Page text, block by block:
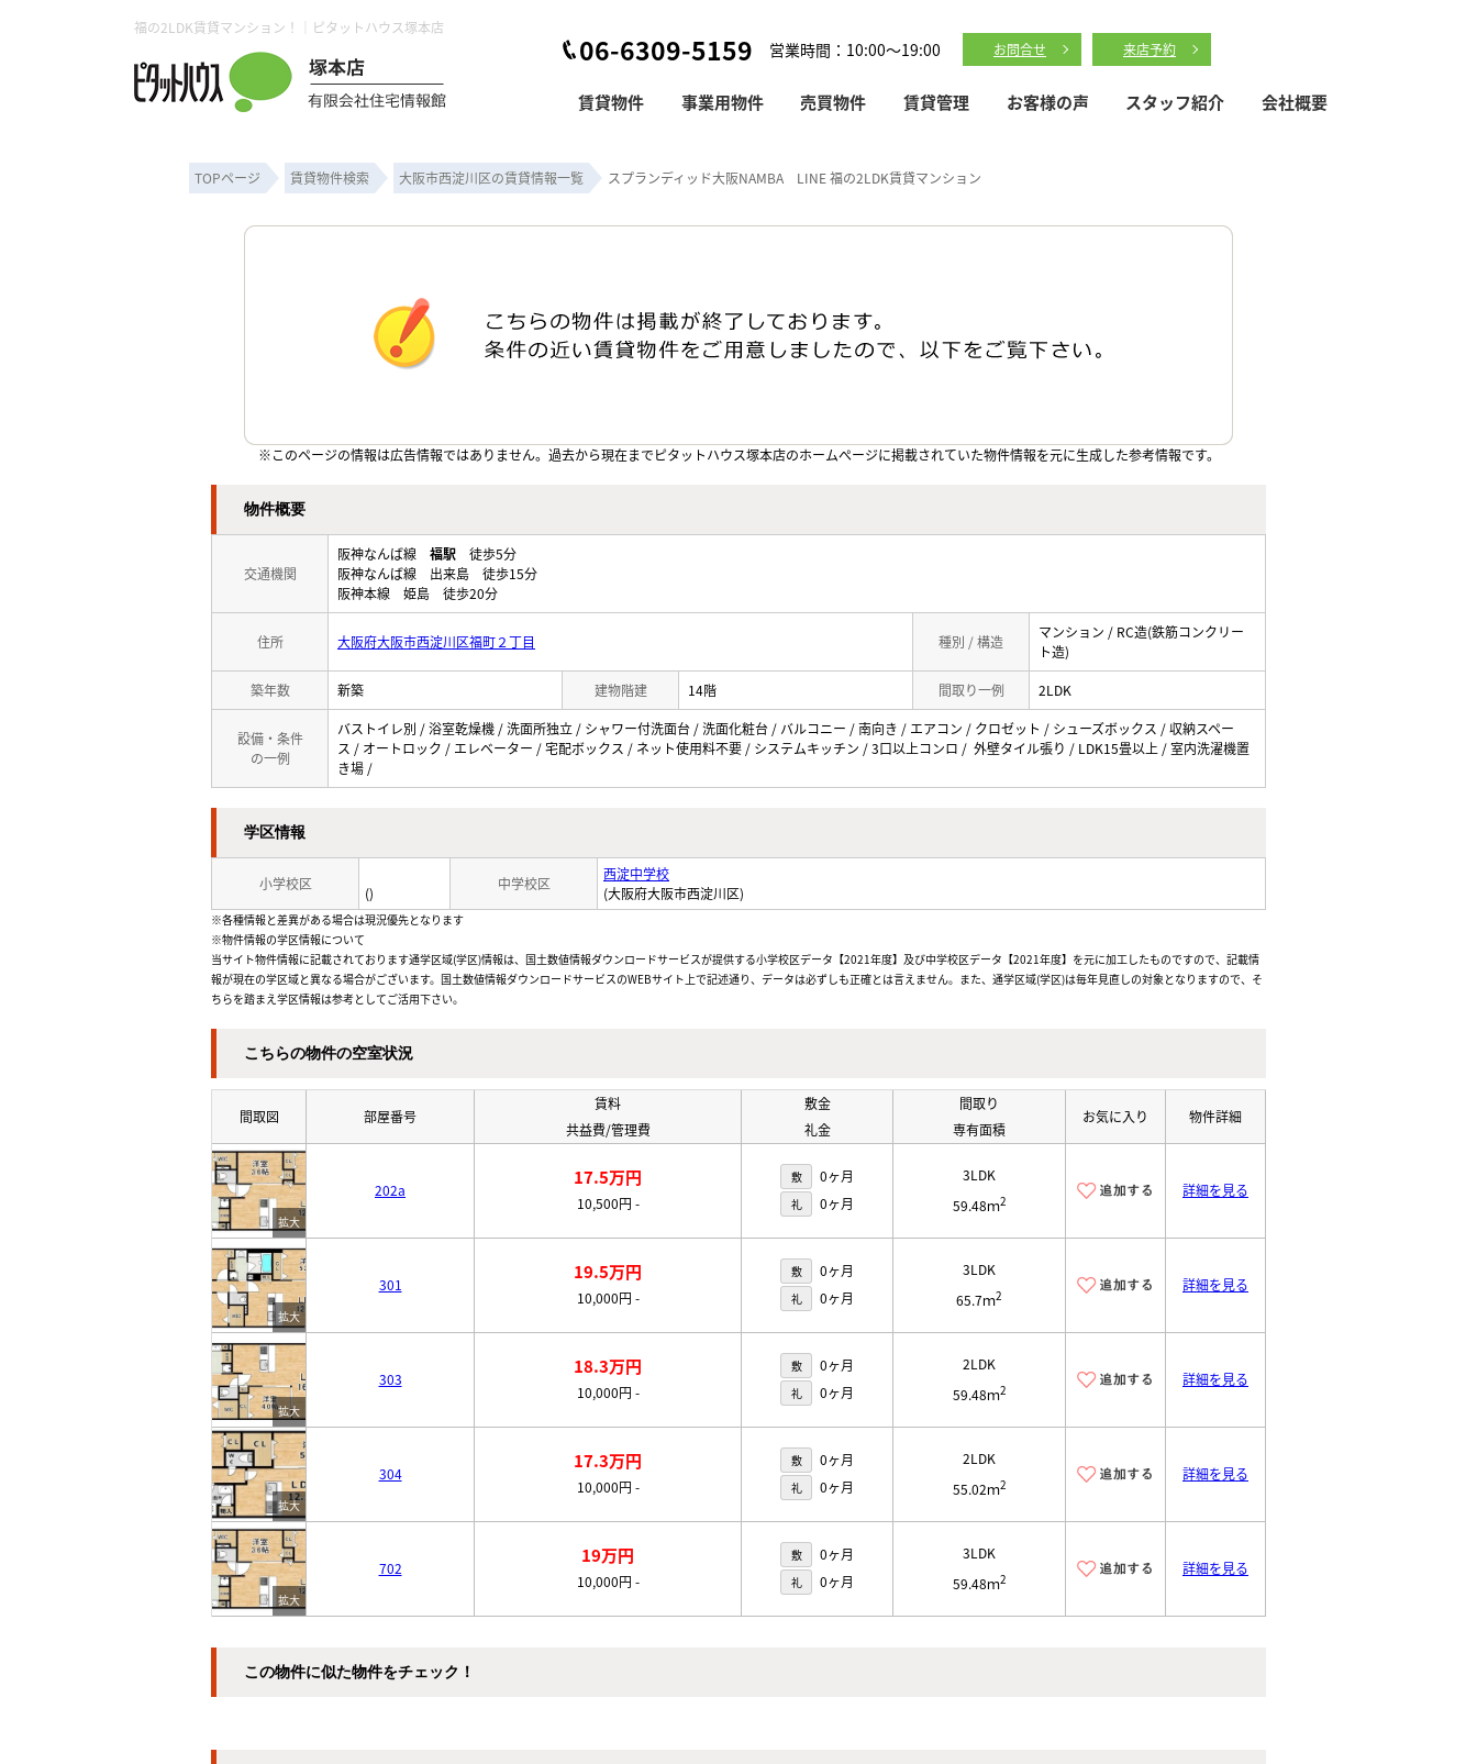
福の2LDK賃貸マンション！｜ピタットハウス塚本店
06-6309-5159 営業時間：10:00～19:00 お問合せ 来店予約
賃貸物件 事業用物件 売買物件 賃貸管理 お客様の声 スタッフ紹介 会社概要
TOPページ 賃貸物件検索 大阪市西淀川区の賃貸情報一覧 スプランディッド大阪NAMBA LINE 福の2LDK賃貸マンション
※このページの情報は広告情報ではありません。過去から現在までピタットハウス塚本店のホームぺージに掲載されていた物件情報を元に生成した参考情報です。
物件概要
交通機関
阪神なんば線 福駅 徒歩5分
阪神なんば線 出来島 徒歩15分
阪神本線 姫島 徒歩20分
住所 大阪府大阪市西淀川区福町２丁目 種別 / 構造
マンション / RC造(鉄筋コンクリー
ト造)
築年数 新築 建物階建 14階 間取り一例 2LDK
設備・条件
の一例
バストイレ別 / 浴室乾燥機 / 洗面所独立 / シャワー付洗面台 / 洗面化粧台 / バルコニー / 南向き / エアコン / クロゼット / シューズボックス / 収納スペー
ス / オートロック / エレベーター / 宅配ボックス / ネット使用料不要 / システムキッチン / 3口以上コンロ / 外壁タイル張り / LDK15畳以上 / 室内洗濯機置
き場 /
学区情報
小学校区
()
中学校区
西淀中学校
(大阪府大阪市西淀川区)
※各種情報と差異がある場合は現況優先となります
※物件情報の学区情報について
当サイト物件情報に記載されております通学区域(学区)情報は、国土数値情報ダウンロードサービスが提供する小学校区データ【2021年度】及び中学校区データ【2021年度】を元に加工したものですので、記載情
報が現在の学区域と異なる場合がございます。国土数値情報ダウンロードサービスのWEBサイト上で記述通り、データは必ずしも正確とは言えません。また、通学区域(学区)は毎年見直しの対象となりますので、そ
ちらを踏まえ学区情報は参考としてご活用下さい。
こちらの物件の空室状況
間取図 部屋番号
賃料
共益費/管理費
敷金
礼金
間取り
専有面積
お気に入り 物件詳細
202a
17.5万円
10,500円 -
敷 0ヶ月
礼 0ヶ月
3LDK
59.48ｍ2
詳細を見る
301
19.5万円
10,000円 -
敷 0ヶ月
礼 0ヶ月
3LDK
65.7ｍ2
詳細を見る
303
18.3万円
10,000円 -
敷 0ヶ月
礼 0ヶ月
2LDK
59.48ｍ2
詳細を見る
304
17.3万円
10,000円 -
敷 0ヶ月
礼 0ヶ月
2LDK
55.02ｍ2
詳細を見る
702
19万円
10,000円 -
敷 0ヶ月
礼 0ヶ月
3LDK
59.48ｍ2
詳細を見る
この物件に似た物件をチェック！